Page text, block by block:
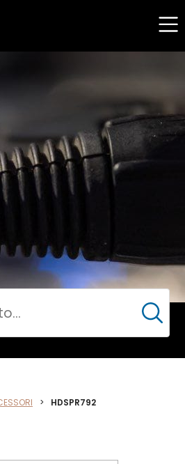
> HDSPR792